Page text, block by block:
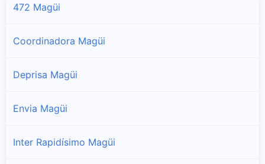
472 Magüi
Coordinadora Magüi
Deprisa Magüi
Envia Magüi
Inter Rapidísimo Magüi